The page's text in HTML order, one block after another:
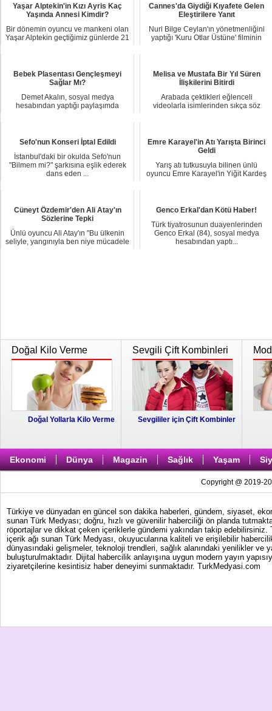
Yaşar Alptekin'in Kızı Ayris Kaç
Yaşında Annesi Kimdir?
Bir dönemin oyuncu ve mankeni olan
Yaşar Alptekin geçtiğimiz günlerde 21
Cannes'da Giydiği Kıyafete Gelen
Eleştirilere Yanıt
Nuri Bilge Ceylan'ın yönetmenliğini
yaptığı 'Kuru Otlar Üstüne' filminin
Bebek Plasentası Gençleşmeyi
Sağlar Mı?
Demet Akalın, sosyal medya
hesabından yaptığı paylaşımda
Melisa ve Mustafa Bir Yıl Süren
İlişkilerini Bitirdi
Arabada çektikleri eğlenceli
videolarla isimlerinden sıkça söz
Sefo'nun Konseri İptal Edildi
İstanbul'daki bir okulda Sefo'nun
"Bilmem mi?" şarkısına eşlik ederek
dans eden ...
Emre Karayel'in Atı Yarışta Birinci
Geldi
Yarış atı tutkusuyla bilinen ünlü
oyuncu Emre Karayel'in Yiğit Kardeş
Cüneyt Özdemir'den Ali Atay'ın
Sözlerine Tepki
Ünlü oyuncu Ali Atay'ın "Bu ülkenin
seliyle, yangınıyla ben niye mücadele
Genco Erkal'dan Kötü Haber!
Türk tiyatrosunun duayenlerinden
Genco Erkal (84), sosyal medya
hesabından yaptı...
Doğal Kilo Verme
Doğal Yollarla Kilo Verme
Sevgili Çift Kombinleri
Sevgililer için Çift Kombinler
Ekonomi Dünya Magazin Sağlık Yaşam
Copyright @ 2019-
Türkiye ve dünyadan en güncel son dakika haberleri, gündem, siyaset,
sunan Türk Medyası; doğru, hızlı ve güvenilir haberciliği ön planda
röportajlar ve dikkat çeken içeriklerle gündemi yakından takip
içerik ağı sunan Türk Medyası, okuyucularına kaliteli ve erişilebilir
dünyasındaki gelişmeler, teknoloji trendleri, sağlık alanındaki yenilikler
buluşturulmaktadır. Dijital habercilik anlayışına uygun modern yayın
ziyaretçilerine kesintisiz haber deneyimi sunmaktadır. TurkMedyasi.com